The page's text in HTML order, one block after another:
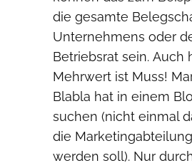
die gesamte
Unternehmens oder
Betriebsrat sein. Auch
Mehrwert ist Muss!
Blabla hat in einem
suchen (nicht einmal
die
werden soll). Nur